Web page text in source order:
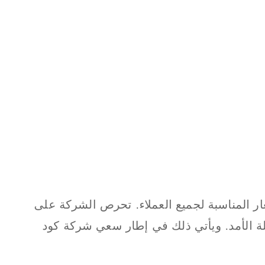
المناسبة لجميع العملاء. تحرص الشركة على
الأمد. ويأتي ذلك في إطار سعي شركة كود